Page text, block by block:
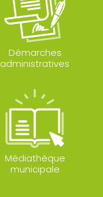
Démarches
administratives
Médiathèque
municipale